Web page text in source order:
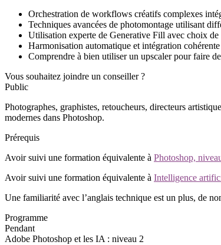
Orchestration de workflows créatifs complexes
Techniques avancées de photomontage utilisant
Utilisation experte de Generative Fill avec choix de
Harmonisation automatique et intégration
Comprendre à bien utiliser un upscaler pour faire
Vous souhaitez joindre un conseiller ?
Public
Photographes, graphistes, retoucheurs, directeurs
modernes dans Photoshop.
Prérequis
Avoir suivi une formation équivalente à Photoshop,
Avoir suivi une formation équivalente à Intelligence
Une familiarité avec l’anglais technique est un plus, de
Programme
Pendant
Adobe Photoshop et les IA : niveau 2